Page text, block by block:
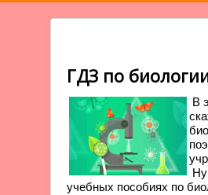
ГДЗ по
В
учебных пособиях по